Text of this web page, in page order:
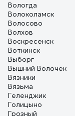
Вологда
Волоколамск
Волосово
Волхов
Воскресенск
Воткинск
Выборг
Вышний Волочек
Вязники
Вязьма
Геленджик
Голицыно
Грозный